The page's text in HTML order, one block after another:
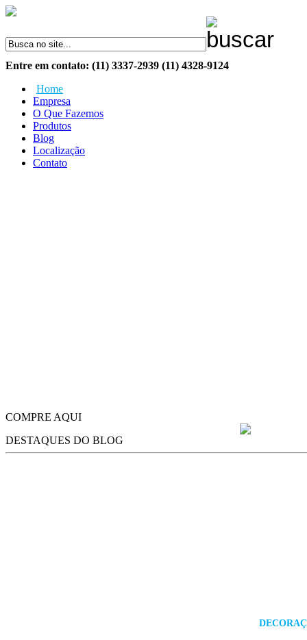
Entre em contato: (11) 3337-2939 (11) 4328-9124
Home
Empresa
O Que Fazemos
Produtos
Blog
Localização
Contato
COMPRE AQUI
DESTAQUES DO BLOG